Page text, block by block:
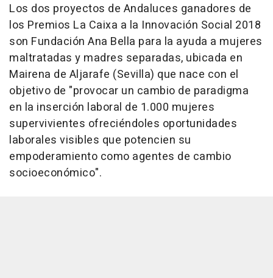
Los dos proyectos de Andaluces ganadores de
los Premios La Caixa a la Innovación Social 2018
son Fundación Ana Bella para la ayuda a mujeres
maltratadas y madres separadas, ubicada en
Mairena de Aljarafe (Sevilla) que nace con el
objetivo de "provocar un cambio de paradigma
en la inserción laboral de 1.000 mujeres
supervivientes ofreciéndoles oportunidades
laborales visibles que potencien su
empoderamiento como agentes de cambio
socioeconómico".